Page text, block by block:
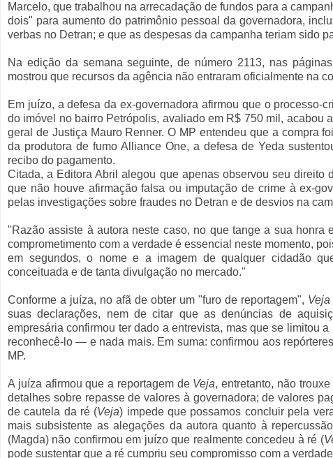
Marcelo, que trabalhou na arrecadação de fundos para a
dois" para aumento do patrimônio pessoal da governadora,
verbas no Detran; e que as despesas da campanha teriam sido
Na edição da semana seguinte, de número 2113, nas
mostrou que recursos da agência não entraram oficialmente na
Em juízo, a defesa da ex-governadora afirmou que o
do imóvel no bairro Petrópolis, avaliado em R$ 750 mil, acabou
geral de Justiça Mauro Renner. O MP entendeu que a compra
da produtora de fumo Alliance One, a defesa de Yeda
recibo do pagamento.
Citada, a Editora Abril alegou que apenas observou seu direito
que não houve afirmação falsa ou imputação de crime à ex-
pelas investigações sobre fraudes no Detran e de desvios na
"Razão assiste à autora neste caso, no que tange a sua
comprometimento com a verdade é essencial neste momento,
em segundos, o nome e a imagem de qualquer cidadão
conceituada e de tanta divulgação no mercado."
Conforme a juíza, no afã de obter um "furo de reportagem", Veja
suas declarações, nem de citar que as denúncias de
empresária confirmou ter dado a entrevista, mas que se limitou
reconhecê-lo — e nada mais. Em suma: confirmou aos
MP.
A juíza afirmou que a reportagem de Veja, entretanto, não
detalhes sobre repasse de valores à governadora; de valores
de cautela da ré (Veja) impede que possamos concluir pela
mais subsistente as alegações da autora quanto à
(Magda) não confirmou em juízo que realmente concedeu à ré (
pode sustentar que a ré cumpriu seu compromisso com a